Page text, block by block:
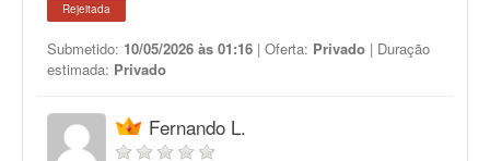
Rejeitada
Submetido: 10/05/2026 às 01:16 | Oferta: Privado | Duração
estimada: Privado
Fernando L.